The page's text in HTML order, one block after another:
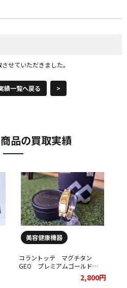
せていただきました。
績一覧へ戻る >
品の買取実績
美容健康機器
コラントッテ マグチタン
GEO プレミアムゴールド
Colantotte お買取りさせていた
2,800円